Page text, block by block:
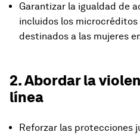
Garantizar la igualdad de
incluidos los microcréditos
destinados a las mujeres
2. Abordar la
línea
Reforzar las protecciones